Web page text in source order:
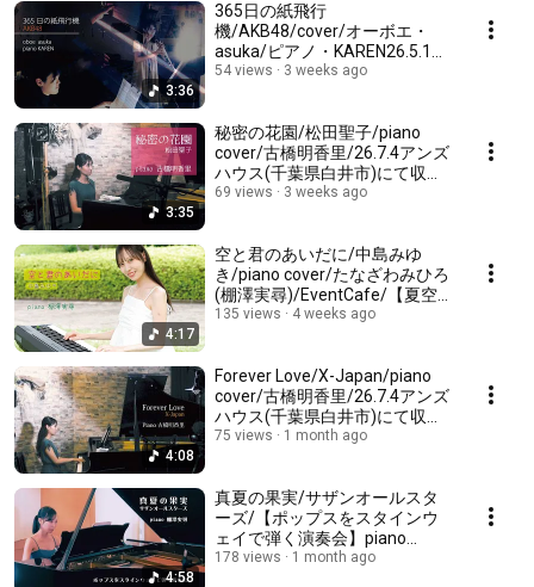
3:36
365日の紙飛行
機/AKB48/cover/オーボエ・
asuka/ピアノ・KAREN26.5.1イ
タリアンダイニングMAOにて収
ナー】
54 views 3 weeks ago
3:35
秘密の花園/松田聖子/piano
cover/古橋明香里/26.7.4アンズ
ハウス(千葉県白井市)にて収
録/EventCafe/次回ライブ【夏
69 views 3 weeks ago
4:17
空と君のあいだに/中島みゆ
き/piano cover/たなざわみひろ
(棚澤実尋)/EventCafe/【夏空
に響くピアノソロ&ディナーin
135 views 4 weeks ago
4:08
Forever Love/X-Japan/piano
cover/古橋明香里/26.7.4アンズ
ハウス(千葉県白井市)にて収
録/EventCafe/次回ライブ(棚澤
75 views 1 month ago
4:58
真夏の果実/サザンオールスタ
ーズ/【ポップスをスタインウ
ェイで弾く演奏会】piano
cover/たなざわみひろ(棚澤実
178 views 1 month ago